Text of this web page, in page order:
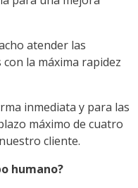
atender las
la máxima rapidez
inmediata y para las
máximo de cuatro
cliente.
humano?